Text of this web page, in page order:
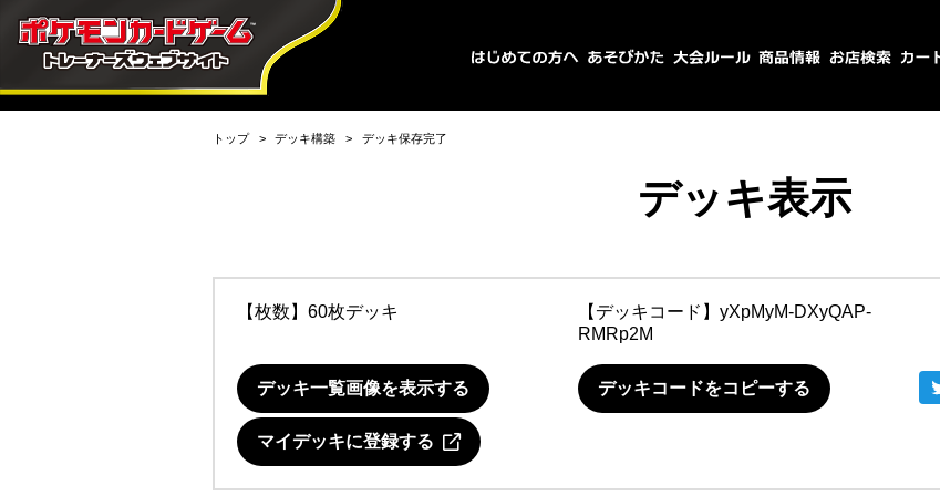
トップ デッキ構築 デッキ保存完了
デッキ表示
【枚数】60枚デッキ 【デッキコード】 yXpMyM-DXyQAP-
RMRp2M
デッキ一覧画像を表示する デッキコードをコピーする
マイデッキに登録する